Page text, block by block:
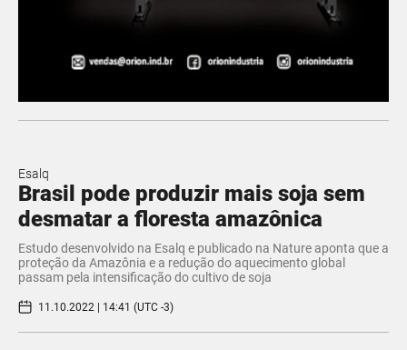
Esalq
Brasil pode produzir mais soja sem
desmatar a floresta amazônica
Estudo desenvolvido na Esalq e publicado na Nature aponta que a
proteção da Amazônia e a redução do aquecimento global
passam pela intensificação do cultivo de soja
11.10.2022 | 14:41 (UTC -3)